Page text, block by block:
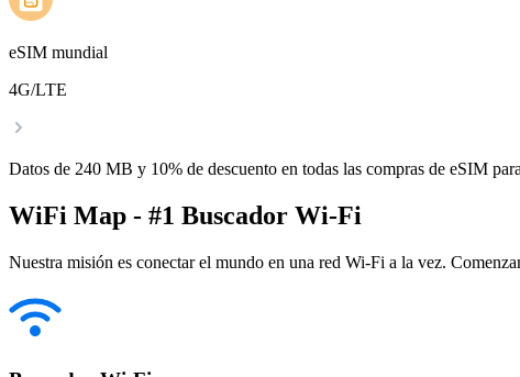
eSIM mundial
4G/LTE
Datos de 240 MB y 10% de descuento en todas las compras de eSIM
WiFi Map - #1 Buscador Wi-Fi
Nuestra misión es conectar el mundo en una red Wi-Fi a la vez.